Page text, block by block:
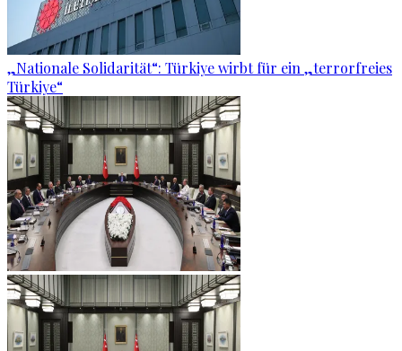
„Nationale Solidarität“: Türkiye wirbt für ein „terrorfreies
Türkiye“